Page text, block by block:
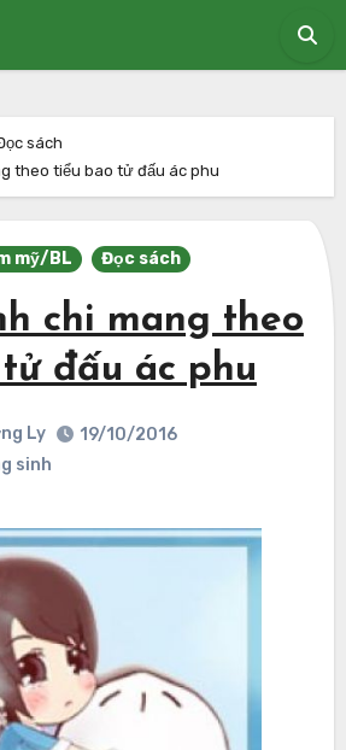
sách
theo tiểu bao tử đấu ác phu
mỹ/BL Đọc sách
chi mang theo
đấu ác phu
Ly
19/10/2016
sinh